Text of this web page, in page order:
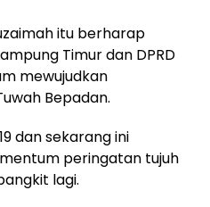
itu berharap
Timur dan DPRD
mewujudkan
Bepadan.
dan sekarang ini
peringatan tujuh
lagi.